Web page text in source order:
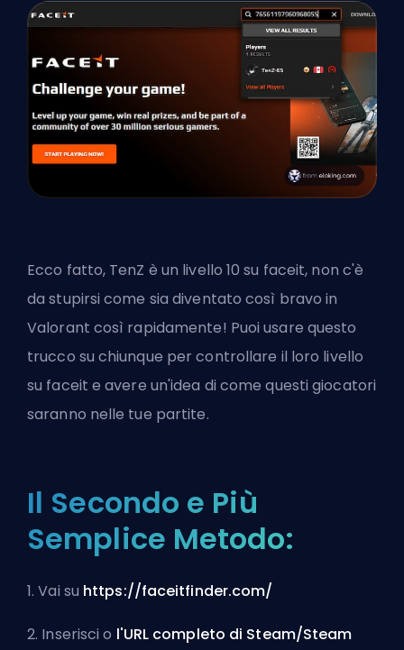
Ecco fatto, TenZ è un livello 10 su faceit, non c'è
da stupirsi come sia diventato così bravo in
Valorant così rapidamente! Puoi usare questo
trucco su chiunque per controllare il loro livello
su faceit e avere un'idea di come questi giocatori
saranno nelle tue partite.
Il Secondo e Più
Semplice Metodo:
1. Vai su https://faceitfinder.com/
2. Inserisci o l'URL completo di Steam/Steam